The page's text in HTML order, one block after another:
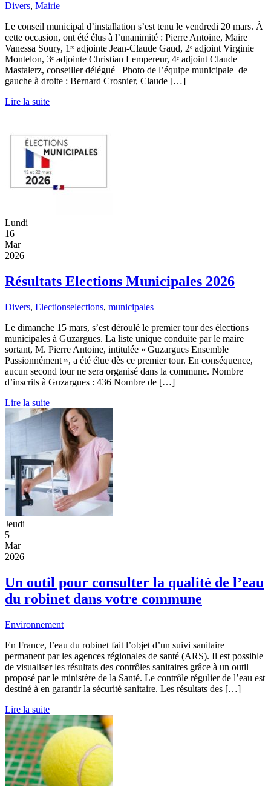
Divers, Mairie
Le conseil municipal d’installation s’est tenu le vendredi 20 mars. À
cette occasion, ont été élus à l’unanimité : Pierre Antoine, Maire
Vanessa Soury, 1ʳᵉ adjointe Jean-Claude Gaud, 2ᵉ adjoint Virginie
Montelon, 3ᵉ adjointe Christian Lempereur, 4ᵉ adjoint Claude
Mastalerz, conseiller délégué Photo de l’équipe municipale de
gauche à droite : Bernard Crosnier, Claude […]
Lire la suite
Lundi
16
Mar
2026
Résultats Elections Municipales 2026
Divers, Electionselections, municipales
Le dimanche 15 mars, s’est déroulé le premier tour des élections
municipales à Guzargues. La liste unique conduite par le maire
sortant, M. Pierre Antoine, intitulée « Guzargues Ensemble
Passionnément », a été élue dès ce premier tour. En conséquence,
aucun second tour ne sera organisé dans la commune. Nombre
d’inscrits à Guzargues : 436 Nombre de […]
Lire la suite
Jeudi
5
Mar
2026
Un outil pour consulter la qualité de l’eau
du robinet dans votre commune
Environnement
En France, l’eau du robinet fait l’objet d’un suivi sanitaire
permanent par les agences régionales de santé (ARS). Il est possible
de visualiser les résultats des contrôles sanitaires grâce à un outil
proposé par le ministère de la Santé. Le contrôle régulier de l’eau est
destiné à en garantir la sécurité sanitaire. Les résultats des […]
Lire la suite